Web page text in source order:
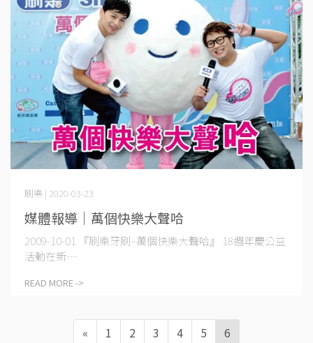
媒體報導│萬個快樂大聲哈
刷樂 | 2020-03-23
2009-10-01 『刷樂牙刷~萬個快樂大聲哈』 18週年慶公益
活動在新⋯
READ MORE ->
« 1 2 3 4 5 6